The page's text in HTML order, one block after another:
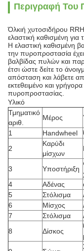
Περιγραφή Του
Όλκιή χυτοσιδήρου
ελαστική καθισμένη
Η ελαστική καθισμένη
την πυροπροστασία
βαλβίδας πυλών και
έτσι ώστε δείτε το
απόσταση και λάβετε
εκτεθειμένο και
πυροπροστασίας.
Υλικό
Τμηματικό
αριθ.
Μέρος
1
Handwheel
2
Καρύδι
μίσχων
3 Υποστήριξη
4
Αδένας
5
Στόλισμα
6
Μίσχος
7
Στόλισμα
8
Δίσκος